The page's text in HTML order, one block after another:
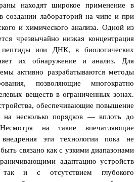
находят широкое применение в
создании лабораторий на чипе и при
и химического анализа. Одной из
чрезвычайно низкая концентрация
пептиды или ДНК, в биологических
их обнаружение и анализ. Для
активно разрабатываются методы
позволяющие многократно
веществ в ограниченных зонах.
обеспечивающие повышение
на несколько порядков — вплоть до
на такие впечатляющие
эти технологии пока не
связано как с узкими диапазонами
адаптацию устройств
и с отсутствием глубокого